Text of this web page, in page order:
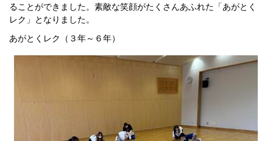
ることができました。素敵な笑顔がたくさんあふれた「あがとく
レク」となりました。
あがとくレク（３年～６年）